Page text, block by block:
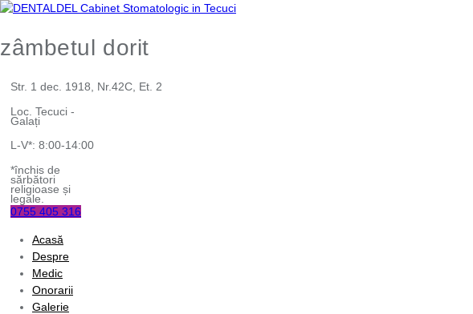
zâmbetul dorit
Str. 1 dec. 1918, Nr.42C, Et. 2
Loc. Tecuci -
Galați
L-V*: 8:00-14:00
*închis de
sărbători
religioase și
legale.
0755 405 316
Acasă
Despre
Medic
Onorarii
Galerie